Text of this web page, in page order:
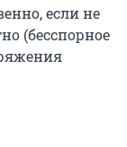
если не
(бесспорное